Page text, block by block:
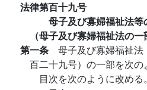
法律第百十九号
母子及び寡婦福祉法
（母子及び寡婦福祉法の一
第一条 母子及び寡婦福祉
百二十九号）の一部を次の
目次を次のように改める。